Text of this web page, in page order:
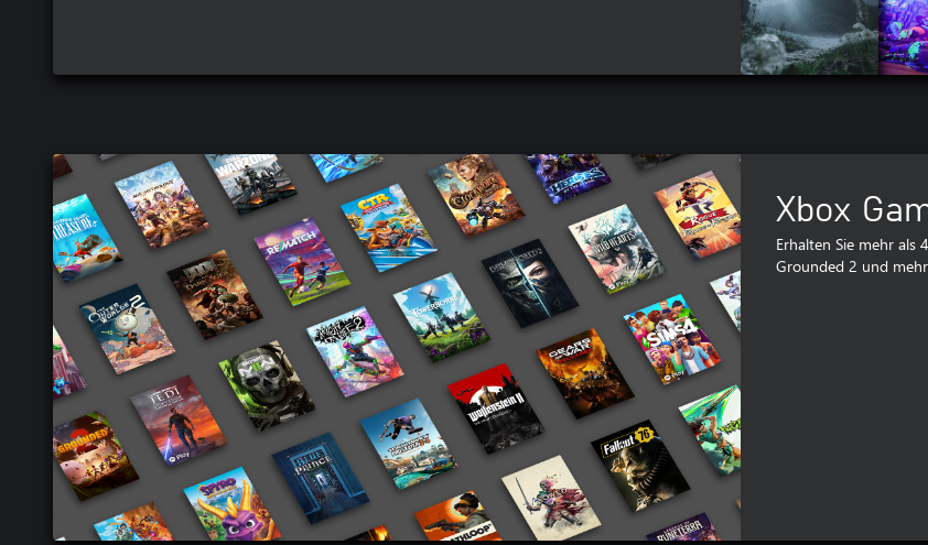
Xbox
Erhalten Sie mehr als
Grounded 2 und